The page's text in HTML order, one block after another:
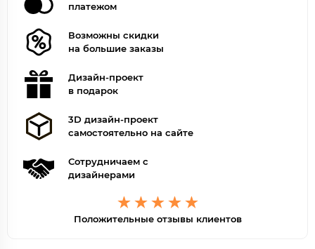
платежом
Возможны скидки
на большие заказы
Дизайн-проект
в подарок
3D дизайн-проект
самостоятельно на сайте
Сотрудничаем с
дизайнерами
Положительные отзывы клиентов